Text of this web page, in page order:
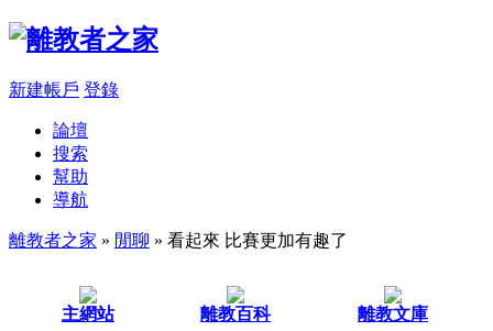
新建帳戶 登錄
論壇
搜索
幫助
導航
離教者之家 » 閒聊 » 看起來 比賽更加有趣了
主網站 離教百科 離教文庫